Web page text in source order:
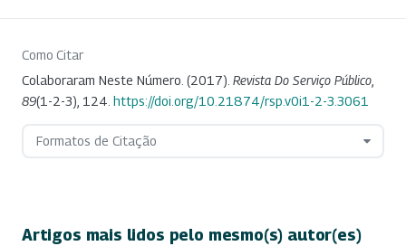
Como Citar
Colaboraram Neste Número. (2017). Revista Do Serviço Público
89(1-2-3), 124. https://doi.org/10.21874/rsp.v0i1-2-3.3061
Formatos de Citação
Artigos mais lidos pelo mesmo(s) autor(es)